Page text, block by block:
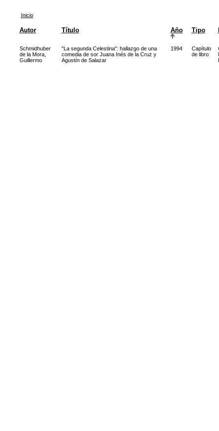
Inicio
Autor Título Año Tipo
Schmidhuber
de la Mora,
Guillermo
"La segunda Celestina": hallazgo de una
comedia de sor Juana Inés de la Cruz y
Agustín de Salazar
1994
Capítulo
de libro